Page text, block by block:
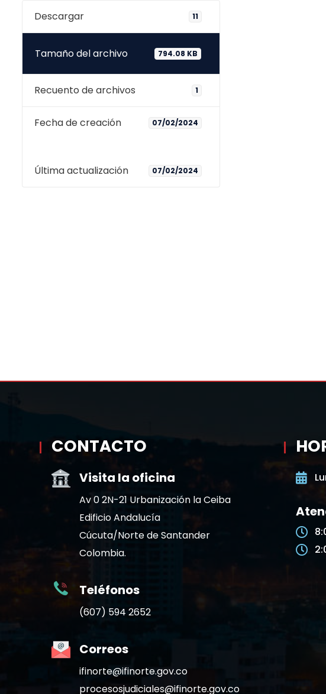
Descargar 11
Tamaño del archivo 794.08 KB
Recuento de archivos 1
Fecha de creación 07/02/2024
Última actualización 07/02/2024
CONTACTO
Visita la oficina
Av 0 2N-21 Urbanización la Ceiba
Edificio Andalucía
Cúcuta/Norte de Santander
Colombia.
Teléfonos
(607) 594 2652
Correos
ifinorte@ifinorte.gov.co
procesosjudiciales@ifinorte.gov.co